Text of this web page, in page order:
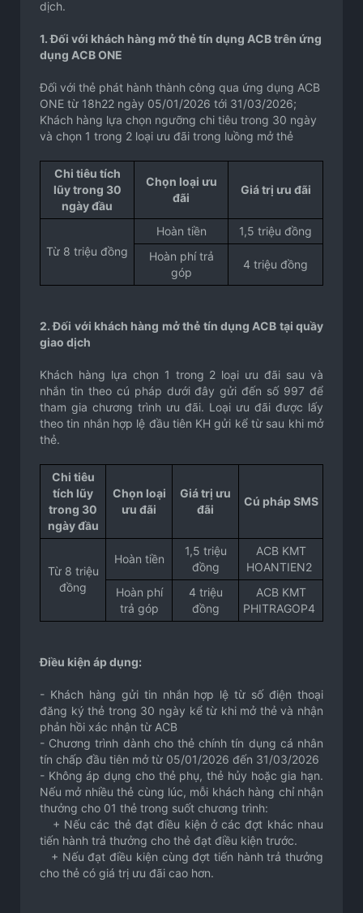
dịch.
1. Đối với khách hàng mở thẻ tín dụng ACB trên ứng
dụng ACB ONE
Đối với thẻ phát hành thành công qua ứng dụng ACB
ONE từ 18h22 ngày 05/01/2026 tới 31/03/2026;
Khách hàng lựa chọn ngưỡng chi tiêu trong 30 ngày
và chọn 1 trong 2 loại ưu đãi trong luồng mở thẻ
Chi tiêu tích
lũy trong 30
ngày đầu
Chọn loại ưu
đãi
Giá trị ưu đãi
Từ 8 triệu đồng
Hoàn tiền
1,5 triệu đồng
Hoàn phí trả
góp
4 triệu đồng
2. Đối với khách hàng mở thẻ tín dụng ACB tại quầy
giao dịch
Khách hàng lựa chọn 1 trong 2 loại ưu đãi sau và
nhắn tin theo cú pháp dưới đây gửi đến số 997 để
tham gia chương trình ưu đãi. Loại ưu đãi được lấy
theo tin nhắn hợp lệ đầu tiên KH gửi kể từ sau khi mở
thẻ.
Chi tiêu
tích lũy
trong 30
ngày đầu
Chọn loại
ưu đãi
Giá trị ưu
đãi
Cú pháp SMS
Từ 8 triệu
đồng
Hoàn tiền
1,5 triệu
đồng
ACB KMT
HOANTIEN2
Hoàn phí
trả góp
4 triệu
đồng
ACB KMT
PHITRAGOP4
Điều kiện áp dụng:
- Khách hàng gửi tin nhắn hợp lệ từ số điện thoại
đăng ký thẻ trong 30 ngày kể từ khi mở thẻ và nhận
phản hồi xác nhận từ ACB
- Chương trình dành cho thẻ chính tín dụng cá nhân
tín chấp đầu tiên mở từ 05/01/2026 đến 31/03/2026
- Không áp dụng cho thẻ phụ, thẻ hủy hoặc gia hạn.
Nếu mở nhiều thẻ cùng lúc, mỗi khách hàng chỉ nhận
thưởng cho 01 thẻ trong suốt chương trình:
+ Nếu các thẻ đạt điều kiện ở các đợt khác nhau
tiến hành trả thưởng cho thẻ đạt điều kiện trước.
+ Nếu đạt điều kiện cùng đợt tiến hành trả thưởng
cho thẻ có giá trị ưu đãi cao hơn.